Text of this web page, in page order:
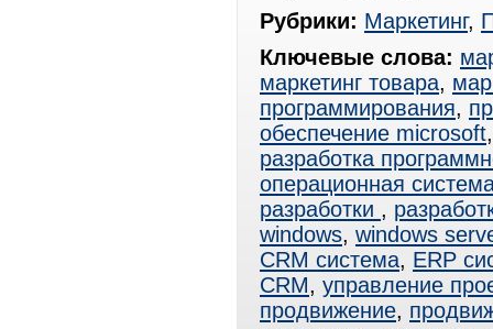
Рубрики: Маркетинг,
Ключевые слова:
маркетинг товара,
программирования,
обеспечение microsoft
разработка
операционная
разработки ,
windows, windows
CRM система, ERP
CRM, управление
продвижение,